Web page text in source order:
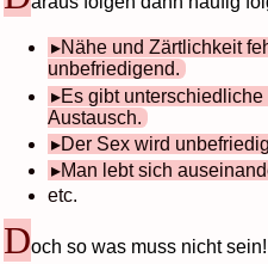
Nähe und Zärtlichkeit
unbefriedigend.
Es gibt
Austausch.
Der Sex wird
Man lebt sich
etc.
Doch so was muss nicht